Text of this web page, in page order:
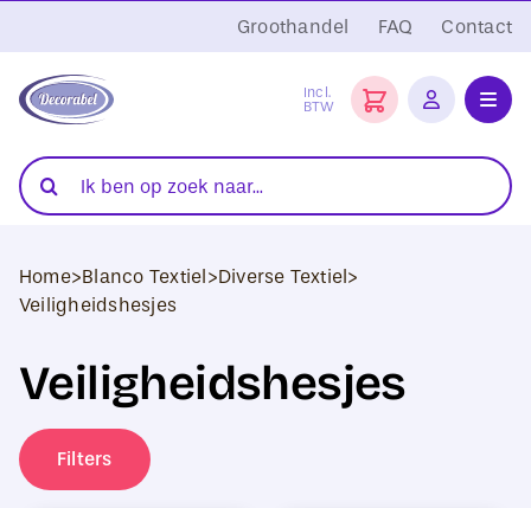
naar
inhoud
Groothandel FAQ Contact
Incl.
BTW
Folies
Transferpersen
Blanco Textiel
Hobby Artikelen
Zoeken
naar:
Home>Blanco Textiel>Diverse Textiel>
Veiligheidshesjes
Veiligheidshesjes
Filters